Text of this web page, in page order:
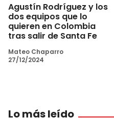
Agustín Rodríguez y los
dos equipos que lo
quieren en Colombia
tras salir de Santa Fe
Mateo Chaparro
27/12/2024
Lo más leído